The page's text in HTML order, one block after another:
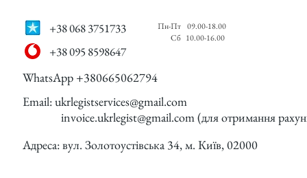
+38 068 3751733
Пн-Пт
Сб
09.00-18.00
10.00-16.00
+38 095 8598647
WhatsApp +380665062794
Email:ukrlegistservices@gmail.com
invoice.ukrlegist@gmail.com(для отримання
Адреса: вул. Золотоустівська 34, м. Київ, 02000